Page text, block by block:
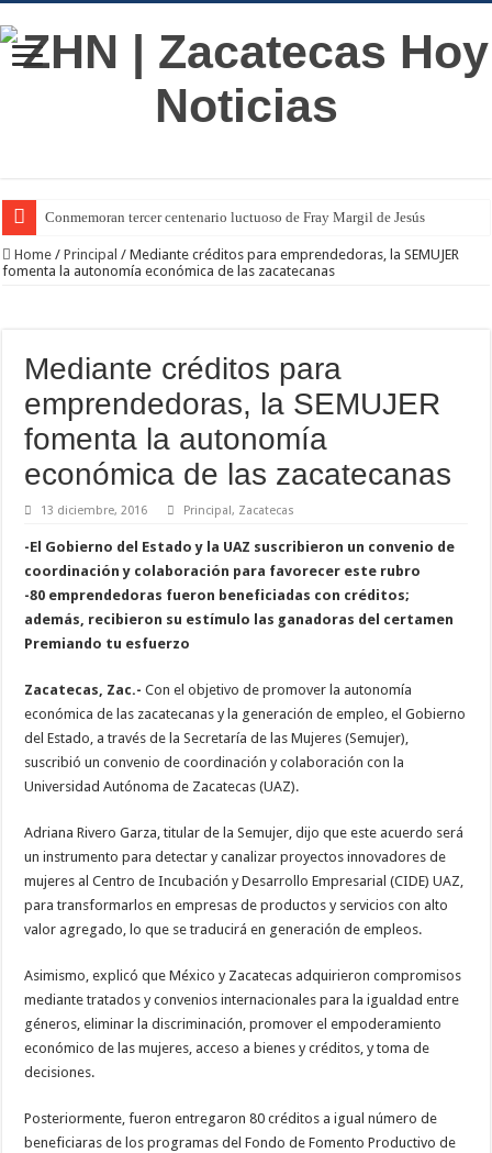
Conmemoran tercer centenario luctuoso de Fray Margil de Jesús
Home / Principal / Mediante créditos para emprendedoras, la SEMUJER
fomenta la autonomía económica de las zacatecanas
Mediante créditos para
emprendedoras, la SEMUJER
fomenta la autonomía
económica de las zacatecanas
13 diciembre, 2016 Principal, Zacatecas
-El Gobierno del Estado y la UAZ suscribieron un convenio de
coordinación y colaboración para favorecer este rubro
-80 emprendedoras fueron beneficiadas con créditos;
además, recibieron su estímulo las ganadoras del certamen
Premiando tu esfuerzo
Zacatecas, Zac.-Con el objetivo de promover la autonomía
económica de las zacatecanas y la generación de empleo, el Gobierno
del Estado, a través de la Secretaría de las Mujeres (Semujer),
suscribió un convenio de coordinación y colaboración con la
Universidad Autónoma de Zacatecas (UAZ).
Adriana Rivero Garza, titular de la Semujer, dijo que este acuerdo será
un instrumento para detectar y canalizar proyectos innovadores de
mujeres al Centro de Incubación y Desarrollo Empresarial (CIDE) UAZ,
para transformarlos en empresas de productos y servicios con alto
valor agregado, lo que se traducirá en generación de empleos.
Asimismo, explicó que México y Zacatecas adquirieron compromisos
mediante tratados y convenios internacionales para la igualdad entre
géneros, eliminar la discriminación, promover el empoderamiento
económico de las mujeres, acceso a bienes y créditos, y toma de
decisiones.
Posteriormente, fueron entregaron 80 créditos a igual número de
beneficiaras de los programas del Fondo de Fomento Productivo de